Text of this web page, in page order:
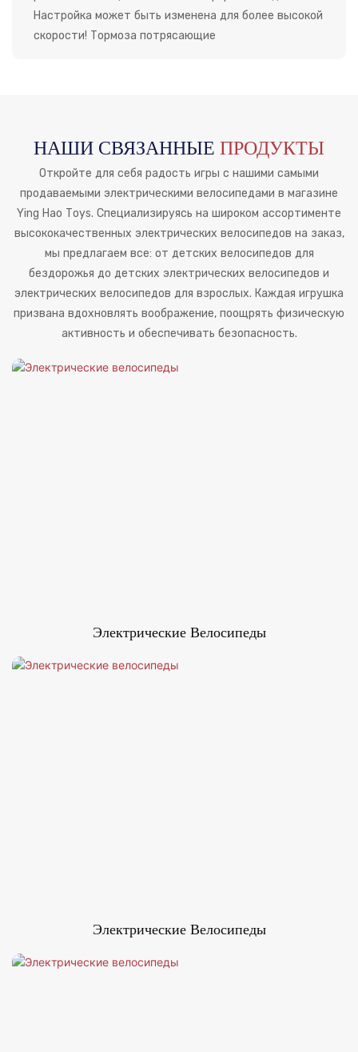
Настройка может быть изменена для более высокой
скорости! Тормоза потрясающие
НАШИ СВЯЗАННЫЕПРОДУКТЫ
Откройте для себя радость игры с нашими самыми
продаваемыми электрическими велосипедами в магазине
Ying Hao Toys. Специализируясь на широком ассортименте
высококачественных электрических велосипедов на заказ,
мы предлагаем все: от детских велосипедов для
бездорожья до детских электрических велосипедов и
электрических велосипедов для взрослых. Каждая игрушка
призвана вдохновлять воображение, поощрять физическую
активность и обеспечивать безопасность.
Электрические Велосипеды
Электрические Велосипеды